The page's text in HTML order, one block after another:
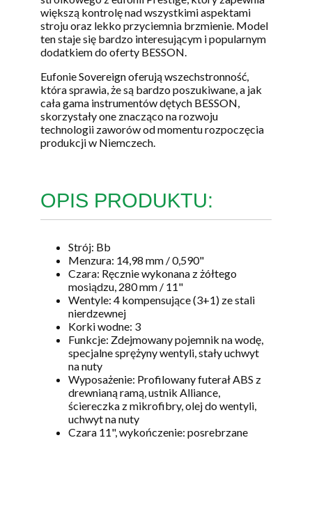
większą kontrolę nad wszystkimi aspektami
stroju oraz lekko przyciemnia brzmienie. Model
ten staje się bardzo interesującym i popularnym
dodatkiem do oferty BESSON.
Eufonie Sovereign oferują wszechstronność,
która sprawia, że są bardzo poszukiwane, a jak
cała gama instrumentów dętych BESSON,
skorzystały one znacząco na rozwoju
technologii zaworów od momentu rozpoczęcia
produkcji w Niemczech.
OPIS PRODUKTU:
Strój: Bb
Menzura: 14,98 mm / 0,590"
Czara: Ręcznie wykonana z żółtego
mosiądzu, 280 mm / 11"
Wentyle: 4 kompensujące (3+1) ze stali
nierdzewnej
Korki wodne: 3
Funkcje: Zdejmowany pojemnik na wodę,
specjalne sprężyny wentyli, stały uchwyt
na nuty
Wyposażenie: Profilowany futerał ABS z
drewnianą ramą, ustnik Alliance,
ściereczka z mikrofibry, olej do wentyli,
uchwyt na nuty
Czara 11", wykończenie: posrebrzane